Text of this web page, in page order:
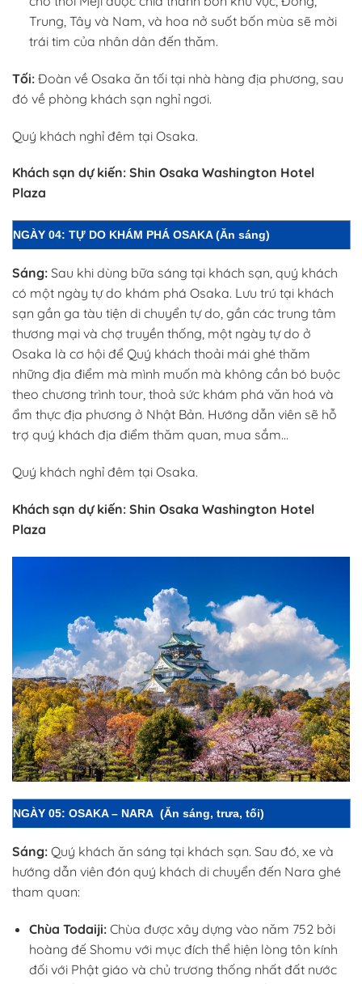
Trung, Tây và Nam, và hoa nở suốt bốn mùa sẽ mời
trái tim của nhân dân đến thăm.
Tối: Đoàn về Osaka ăn tối tại nhà hàng địa phương, sau
đó về phòng khách sạn nghỉ ngơi.
Quý khách nghỉ đêm tại Osaka.
Khách sạn dự kiến: Shin Osaka Washington Hotel
Plaza
NGÀY 04: TỰ DO KHÁM PHÁ OSAKA(Ăn sáng)
Sáng: Sau khi dùng bữa sáng tại khách sạn, quý khách
có một ngày tự do khám phá Osaka. Lưu trú tại khách
sạn gần ga tàu tiện di chuyển tự do, gần các trung tâm
thương mại và chợ truyền thống, một ngày tự do ở
Osaka là cơ hội để Quý khách thoải mái ghé thăm
những địa điểm mà mình muốn mà không cần bó buộc
theo chương trình tour, thoả sức khám phá văn hoá và
ẩm thực địa phương ở Nhật Bản. Hướng dẫn viên sẽ hỗ
trợ quý khách địa điểm thăm quan, mua sắm…
Quý khách nghỉ đêm tại Osaka.
Khách sạn dự kiến: Shin Osaka Washington Hotel
Plaza
NGÀY 05: OSAKA – NARA (Ăn sáng, trưa, tối)
Sáng: Quý khách ăn sáng tại khách sạn. Sau đó, xe và
hướng dẫn viên đón quý khách di chuyển đến Nara ghé
tham quan:
Chùa Todaiji: Chùa được xây dựng vào năm 752 bởi
hoàng đế Shomu với mục đích thể hiện lòng tôn kính
đối với Phật giáo và chủ trương thống nhất đất nước